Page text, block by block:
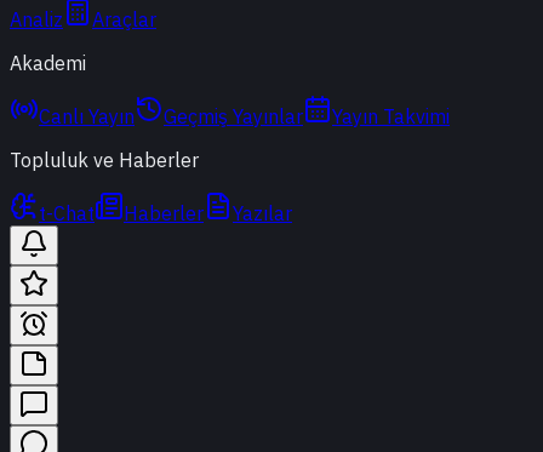
Analiz
Araçlar
Akademi
Canlı Yayın Geçmiş Yayınlar
Yayın Takvimi
Topluluk ve Haberler
t-Chat Haberler Yazılar